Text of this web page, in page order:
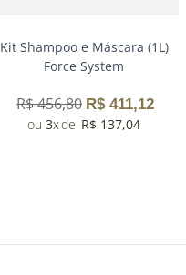
Kit Shampoo e Máscara (1L)
Force System
R$456,80 R$ 411,12
3
R$ 137,04